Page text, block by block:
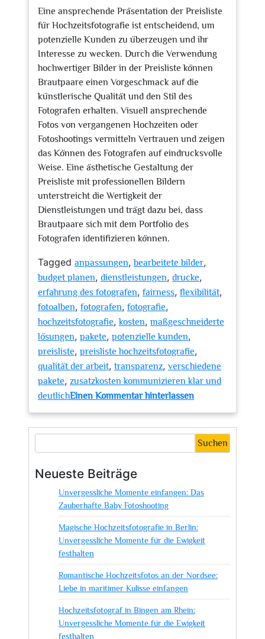
Eine ansprechende Präsentation der Preisliste
für Hochzeitsfotografie ist entscheidend, um
potenzielle Kunden zu überzeugen und ihr
Interesse zu wecken. Durch die Verwendung
hochwertiger Bilder in der Preisliste können
Brautpaare einen Vorgeschmack auf die
künstlerische Qualität und den Stil des
Fotografen erhalten. Visuell ansprechende
Fotos von vergangenen Hochzeiten oder
Fotoshootings vermitteln Vertrauen und zeigen
das Können des Fotografen auf eindrucksvolle
Weise. Eine ästhetische Gestaltung der
Preisliste mit professionellen Bildern
unterstreicht die Wertigkeit der
Dienstleistungen und trägt dazu bei, dass
Brautpaare sich mit dem Portfolio des
Fotografen identifizieren können.
Tagged anpassungen,bearbeitete bilder,
budget planen, dienstleistungen, drucke,
erfahrung des fotografen, fairness, flexibilität,
fotoalben, fotografen, fotografie,
hochzeitsfotografie,kosten, maßgeschneiderte
lösungen, pakete, potenzielle kunden,
preisliste, preisliste hochzeitsfotografie,
qualität der arbeit, transparenz, verschiedene
pakete, zusatzkosten kommunizieren klar und
deutlichEinen Kommentar hinterlassenzu
einer
transparenten
Suchen
Neueste Beiträge
Unvergessliche Momente einfangen: Das
Zauberhafte Baby Fotoshooting
Magische Hochzeitsfotografie in Berlin:
Unvergessliche Momente für die Ewigkeit
festhalten
Romantische Hochzeitsfotos an der Nordsee:
Liebe in maritimer Kulisse einfangen
Hochzeitsfotograf in Bingen am Rhein:
Unvergessliche Momente für die Ewigkeit
festhalten